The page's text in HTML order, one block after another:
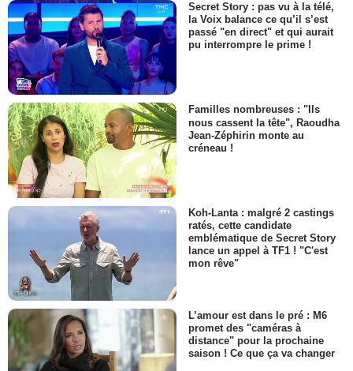
Secret Story : pas vu à la télé,
la Voix balance ce qu’il s’est
passé "en direct" et qui aurait
pu interrompre le prime !
Familles nombreuses : "Ils
nous cassent la tête", Raoudha
Jean-Zéphirin monte au
créneau !
Koh-Lanta : malgré 2 castings
ratés, cette candidate
emblématique de Secret Story
lance un appel à TF1 ! "C'est
mon rêve"
L’amour est dans le pré : M6
promet des "caméras à
distance" pour la prochaine
saison ! Ce que ça va changer